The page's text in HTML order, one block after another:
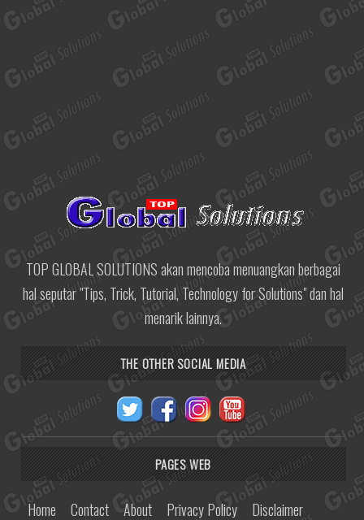
TOP GLOBAL SOLUTIONS akan mencoba menuangkan berbagai
hal seputar "Tips, Trick, Tutorial, Technology for Solutions" dan hal
menarik lainnya.
THE OTHER SOCIAL MEDIA
PAGES WEB
Home Contact About Privacy Policy Disclaimer